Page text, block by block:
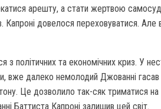
арешту, а стати жертвою
Капроні довелося переховуватися.
політичних та економічних криз. У
вже далеко немолодий Джованні
Це дозволило так-сяк триматися
Баттиста Капроні залишив цей світ.